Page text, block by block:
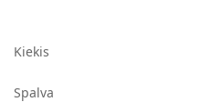
Kiekis
Spalva